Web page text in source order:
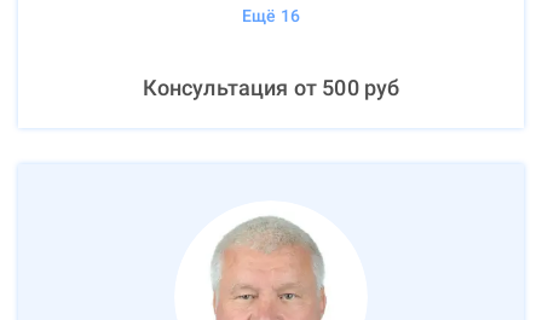
Ещё 16
Консультация от 500руб